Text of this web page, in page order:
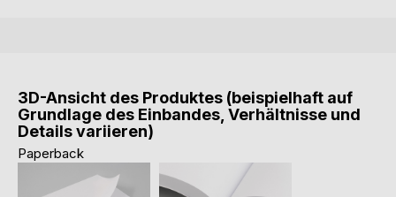
3D-Ansicht des Produktes (beispielhaft auf
Grundlage des Einbandes, Verhältnisse und
Details variieren)
Paperback